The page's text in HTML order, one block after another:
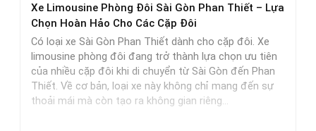
Xe Limousine Phòng Đôi Sài Gòn Phan Thiết – Lựa
Chọn Hoàn Hảo Cho Các Cặp Đôi
Có loại xe Sài Gòn Phan Thiết dành cho cặp đôi. Xe
limousine phòng đôi đang trở thành lựa chọn ưu tiên
của nhiều cặp đôi khi di chuyển từ Sài Gòn đến Phan
Thiết. Về cơ bản, loại xe này không chỉ mang đến sự
thoải mái mà còn tạo ra không gian riêng…